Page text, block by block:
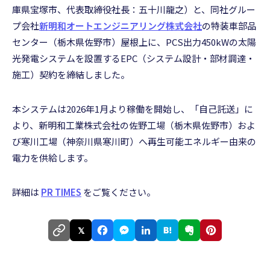
庫県宝塚市、代表取締役社長：五十川龍之）と、同社グルー
プ会社新明和オートエンジニアリング株式会社の特装車部品
センター（栃木県佐野市）屋根上に、PCS出力450kWの太陽
光発電システムを設置するEPC（システム設計・部材調達・
施工）契約を締結しました。
本システムは2026年1月より稼働を開始し、「自己託送」に
より、新明和工業株式会社の佐野工場（栃木県佐野市）およ
び寒川工場（神奈川県寒川町）へ再生可能エネルギー由来の
電力を供給します。
詳細は PR TIMES をご覧ください。
𝕏